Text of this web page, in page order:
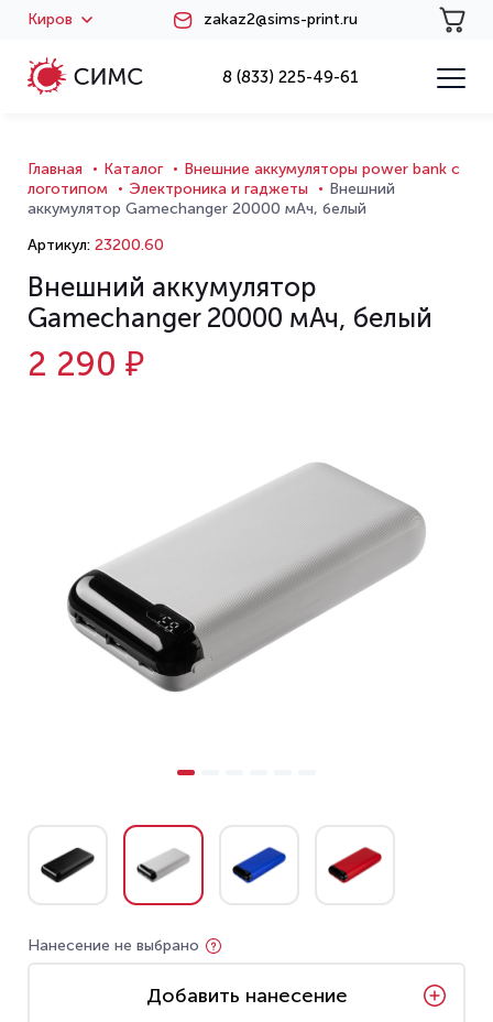
Киров zakaz2@sims-print.ru
8 (833) 225-49-61
Главная Каталог
Внешние аккумуляторы power bank с
логотипом
Электроника и гаджеты
Внешний
аккумулятор Gamechanger 20000 мАч, белый
Артикул: 23200.60
Внешний аккумулятор
Gamechanger 20000 мАч, белый
2 290 ₽
Нанесение не выбрано
Добавить нанесение